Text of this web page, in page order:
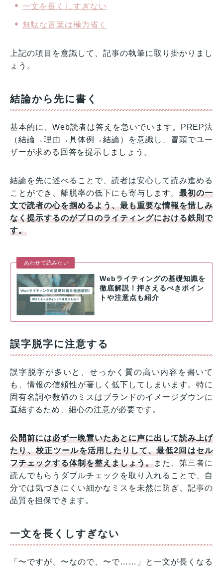
一文を長くしすぎない
無駄な言葉は極力省く
上記の項目を意識して、記事の執筆に取り掛かりまし
ょう。
結論から先に書く
基本的に、Web読者は答えを急いでいます。PREP法
（結論→理由→具体例→結論）を意識し、冒頭でユー
ザーが求める回答を提示しましょう。
結論を先に述べることで、読者は安心して読み進める
ことができ、離脱率の低下にも寄与します。最初の一
文で読者の心を掴めるよう、最も重要な情報を惜しみ
なく提示するのがプロのライティングにおける鉄則で
す。
あわせて読みたい
Webライティングの基礎知識を
徹底解説！押さえるべきポイン
トや注意点も紹介
誤字脱字に注意する
誤字脱字が多いと、せっかく質の高い内容を書いて
も、情報の信頼性が著しく低下してしまいます。特に
固有名詞や数値のミスはブランドのイメージダウンに
直結するため、細心の注意が必要です。
公開前には必ず一晩置いたあとに声に出して読み上げ
たり、校正ツールを活用したりして、最低2回はセル
フチェックする体制を整えましょう。また、第三者に
読んでもらうダブルチェックを取り入れることで、自
分では気づきにくい細かなミスを未然に防ぎ、記事の
品質を担保できます。
一文を長くしすぎない
「〜ですが、〜なので、〜で……」と一文が長くなる